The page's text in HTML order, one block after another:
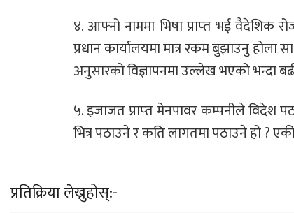
४. आफ्नो नाममा भिषा प्राप्‍त भई वैदेशिक
प्रधान कार्यालयमा मात्र रकम बुझाउनु होला
अनुसारको विज्ञापनमा उल्लेख भएको भन्दा
५. इजाजत प्राप्‍त मेनपावर कम्पनीले विदेश
भित्र पठाउने र कति लागतमा पठाउने हो ?
प्रतिक्रिया लेख्नुहोस्:-